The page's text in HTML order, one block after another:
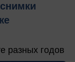
разных годов